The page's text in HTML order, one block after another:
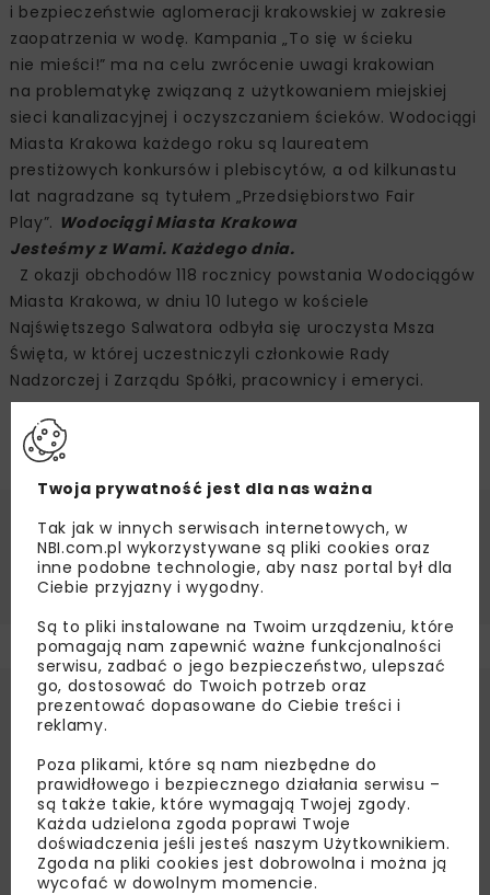
i bezpieczeństwie aglomeracji krakowskiej w zakresie
zaopatrzenia w wodę. Kampania „To się w ścieku
nie mieści!” ma na celu zwrócenie uwagi krakowian
na problematykę związaną z użytkowaniem miejskiej
sieci kanalizacyjnej i oczyszczaniem ścieków. Wodociągi
Miasta Krakowa każdego roku są laureatem
prestiżowych konkursów i plebiscytów, a od kilkunastu
lat nagradzane są tytułem „Przedsiębiorstwo Fair
Play”. Wodociągi Miasta Krakowa
Jesteśmy z Wami. Każdego dnia.
Z okazji obchodów 118 rocznicy powstania Wodociągów
Miasta Krakowa, w dniu 10 lutego w kościele
Najświętszego Salwatora odbyła się uroczysta Msza
Święta, w której uczestniczyli członkowie Rady
Nadzorczej i Zarządu Spółki, pracownicy i emeryci.
Zdjęcie: Wodociągi Miasta Krakowa
Źródło:Wodociągi Miasta Krakowa
MPWIK W KRAKOWIE WODOCIĄGI KRAKOWSKIE
Twoja prywatność jest dla nas ważna
Tak jak w innych serwisach internetowych, w
NBI.com.pl wykorzystywane są pliki cookies oraz
inne podobne technologie, aby nasz portal był dla
Ciebie przyjazny i wygodny.
Są to pliki instalowane na Twoim urządzeniu, które
pomagają nam zapewnić ważne funkcjonalności
serwisu, zadbać o jego bezpieczeństwo, ulepszać
go, dostosować do Twoich potrzeb oraz
prezentować dopasowane do Ciebie treści i
reklamy.
Poza plikami, które są nam niezbędne do
prawidłowego i bezpiecznego działania serwisu –
są także takie, które wymagają Twojej zgody.
Każda udzielona zgoda poprawi Twoje
doświadczenia jeśli jesteś naszym Użytkownikiem.
Zgoda na pliki cookies jest dobrowolna i można ją
wycofać w dowolnym momencie.